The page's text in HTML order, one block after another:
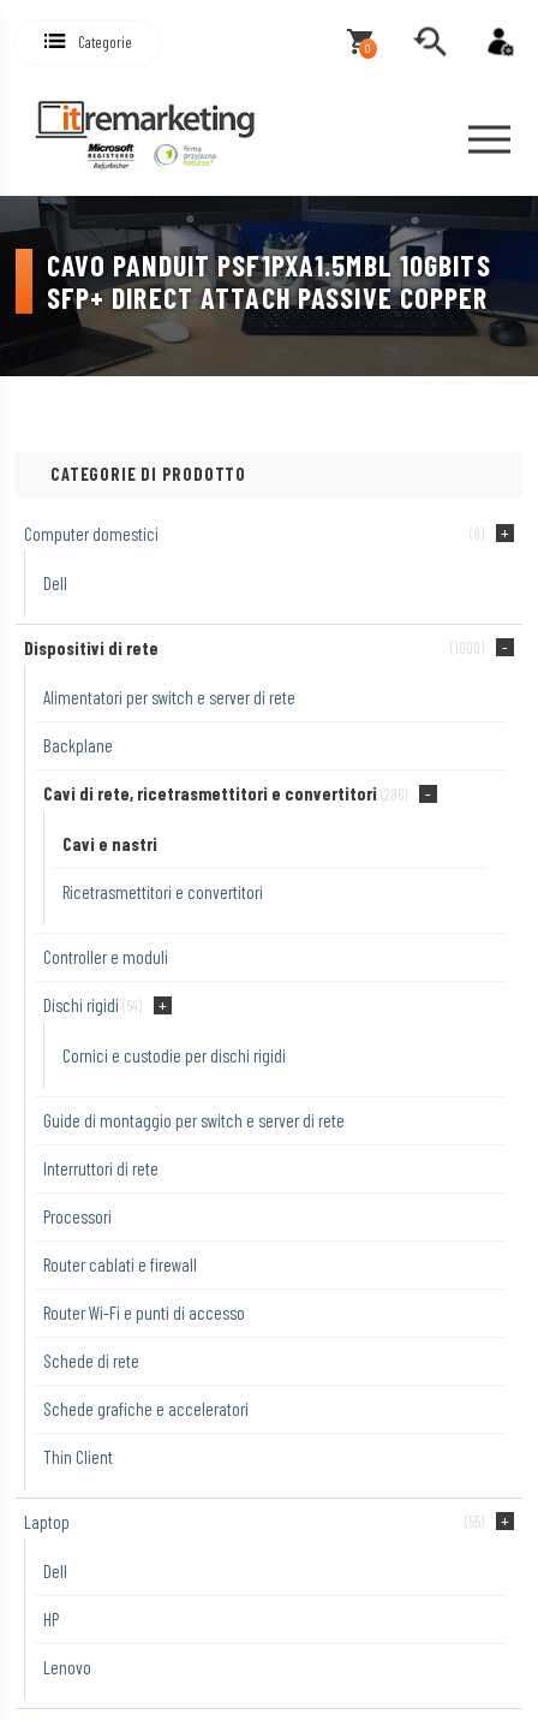
Categorie 0
CAVO PANDUIT PSF1PXA1.5MBL 10GBITS
SFP+ DIRECT ATTACH PASSIVE COPPER
CATEGORIE DI PRODOTTO
Computer domestici (8)
Dell
Dispositivi di rete (1000)
Alimentatori per switch e server di rete
Backplane
Cavi di rete, ricetrasmettitori e convertitori (286)
Cavi e nastri
Ricetrasmettitori e convertitori
Controller e moduli
Dischi rigidi (54)
Cornici e custodie per dischi rigidi
Guide di montaggio per switch e server di rete
Interruttori di rete
Processori
Router cablati e firewall
Router Wi-Fi e punti di accesso
Schede di rete
Schede grafiche e acceleratori
Thin Client
Laptop (55)
Dell
HP
Lenovo